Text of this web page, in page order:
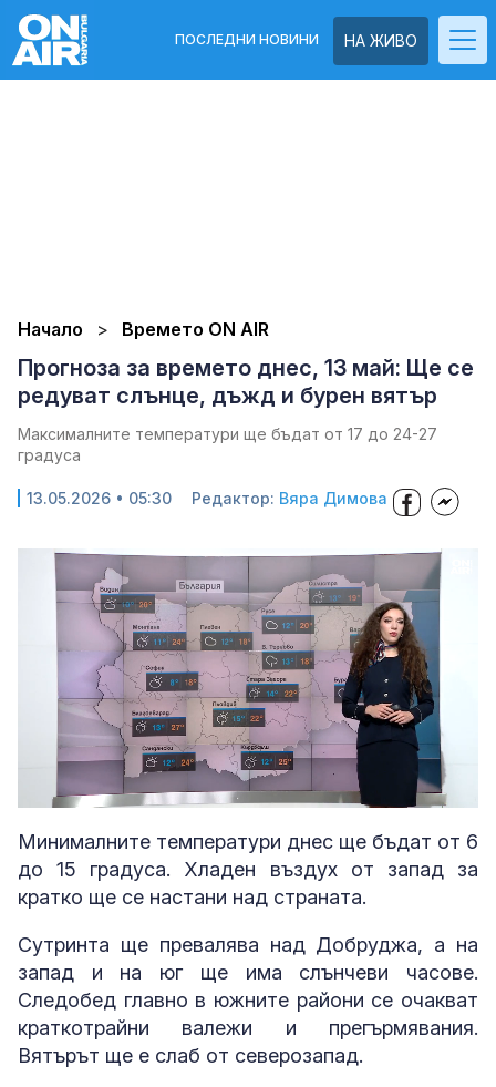
НА ЖИВО
ПОСЛЕДНИ НОВИНИ
Начало Времето ON AIR
Прогноза за времето днес, 13 май: Ще се
редуват слънце, дъжд и бурен вятър
Максималните температури ще бъдат от 17 до 24-27
градуса
13.05.2026 • 05:30 Редактор: Вяра Димова
Unmute Loaded:
25.81%
Минималните температури днес ще бъдат от 6
до 15 градуса. Хладен въздух от запад за
кратко ще се настани над страната.
Сутринта ще превалява над Добруджа, а на
запад и на юг ще има слънчеви часове.
Следобед главно в южните райони се очакват
краткотрайни валежи и прегърмявания.
Вятърът ще е слаб от северозапад.